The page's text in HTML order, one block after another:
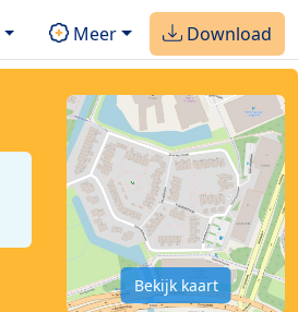
Meer Download
Bekijk kaart